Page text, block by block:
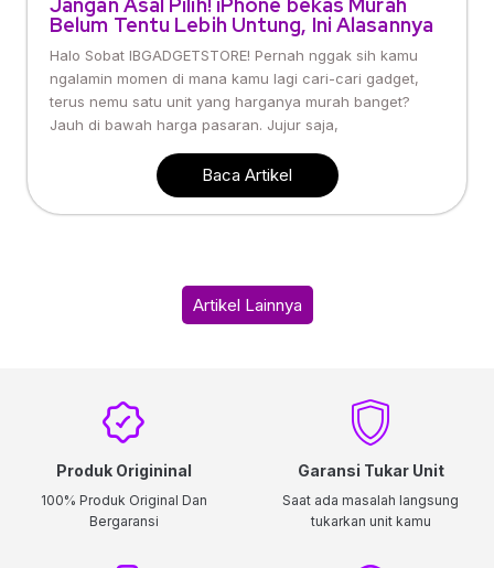
Jangan Asal Pilih! iPhone bekas Murah
Belum Tentu Lebih Untung, Ini Alasannya
Halo Sobat IBGADGETSTORE! Pernah nggak sih kamu
ngalamin momen di mana kamu lagi cari-cari gadget,
terus nemu satu unit yang harganya murah banget?
Jauh di bawah harga pasaran. Jujur saja,
Baca Artikel
Artikel Lainnya
Produk Origininal
100% Produk Original Dan
Bergaransi
Garansi Tukar Unit
Saat ada masalah langsung
tukarkan unit kamu